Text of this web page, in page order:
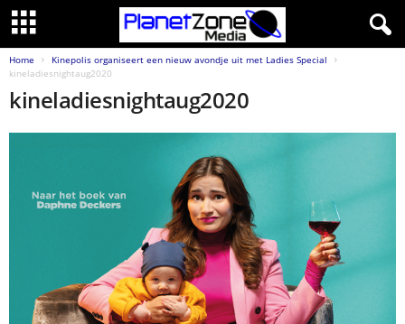
Home
Kinepolis organiseert een nieuw avondje uit met Ladies Special
kineladiesnightaug2020
kineladiesnightaug2020